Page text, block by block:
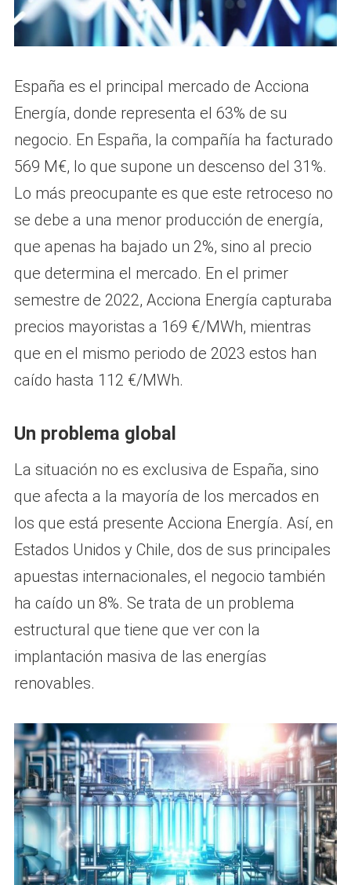
España es el principal mercado de Acciona
Energía, donde representa el 63% de su
negocio. En España, la compañía ha facturado
569 M€, lo que supone un descenso del 31%.
Lo más preocupante es que este retroceso no
se debe a una menor producción de energía,
que apenas ha bajado un 2%, sino al precio
que determina el mercado. En el primer
semestre de 2022, Acciona Energía capturaba
precios mayoristas a 169 €/MWh, mientras
que en el mismo periodo de 2023 estos han
caído hasta 112 €/MWh.
Un problema global
La situación no es exclusiva de España, sino
que afecta a la mayoría de los mercados en
los que está presente Acciona Energía. Así, en
Estados Unidos y Chile, dos de sus principales
apuestas internacionales, el negocio también
ha caído un 8%. Se trata de un problema
estructural que tiene que ver con la
implantación masiva de las energías
renovables.